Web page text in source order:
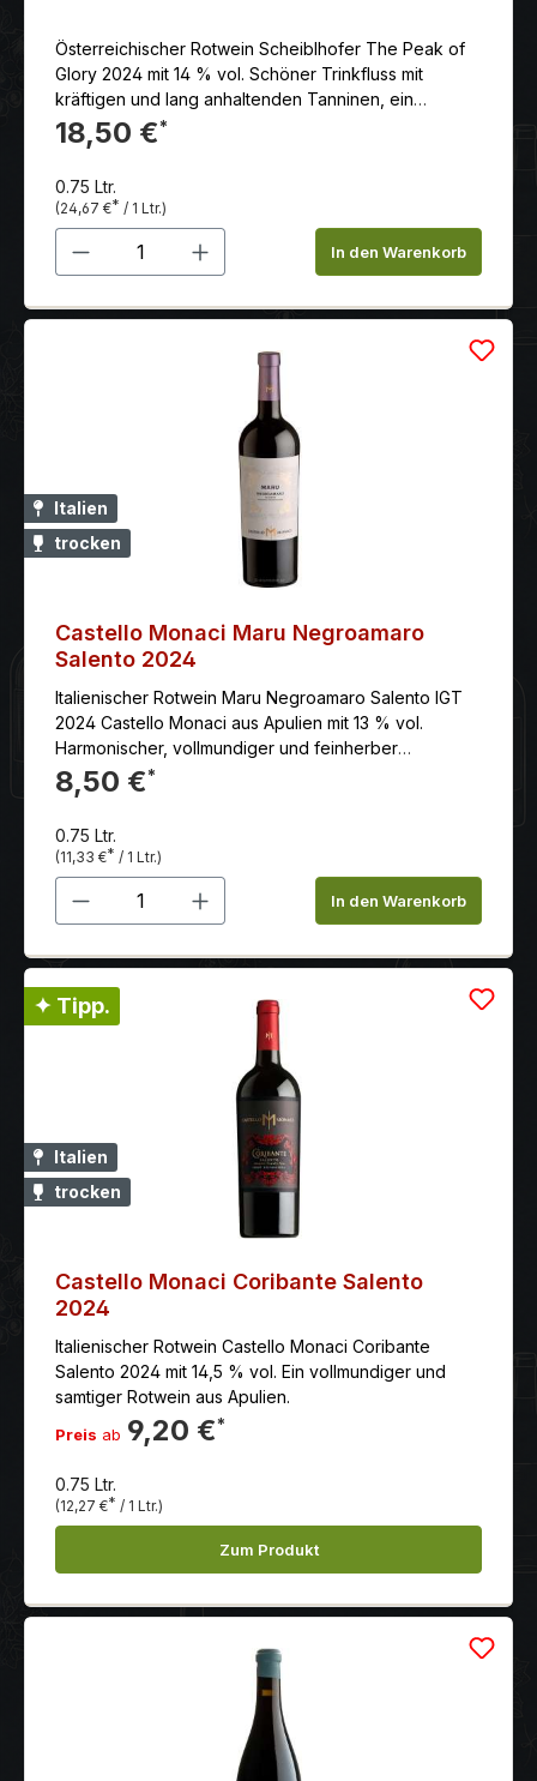
Österreichischer Rotwein Scheiblhofer The Peak of
Glory 2024 mit 14 % vol. Schöner Trinkfluss mit
kräftigen und lang anhaltenden Tanninen, ein
vielseitiger Speisenbegleiter, moderner Stil.
18,50 €*
0.75 Ltr.
(24,67 €* / 1 Ltr.)
Produkt Anzahl: Gib denIn den Warenkorb
Italien
trocken
Castello Monaci Maru Negroamaro
Salento 2024
Italienischer Rotwein Maru Negroamaro Salento IGT
2024 Castello Monaci aus Apulien mit 13 % vol.
Harmonischer, vollmundiger und feinherber
Negroamaro mit angenehmer, runder Geschmack und
ausgezeichneter Struktur.
8,50 €*
0.75 Ltr.
(11,33 €* / 1 Ltr.)
Produkt Anzahl: Gib denIn den Warenkorb
✦ Tipp.
Italien
trocken
Castello Monaci Coribante Salento
2024
Italienischer Rotwein Castello Monaci Coribante
Salento 2024 mit 14,5 % vol. Ein vollmundiger und
samtiger Rotwein aus Apulien.
Preis ab 9,20 €*
0.75 Ltr.
(12,27 €* / 1 Ltr.)
Zum Produkt